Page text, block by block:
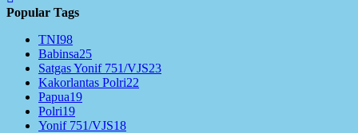
Popular Tags
TNI98
Babinsa25
Satgas Yonif 751/VJS23
Kakorlantas Polri22
Papua19
Polri19
Yonif 751/VJS18